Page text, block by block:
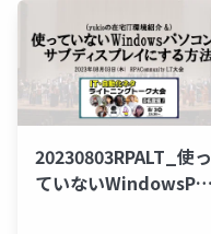
20230803RPALT_使っ
ていないWindowsPC